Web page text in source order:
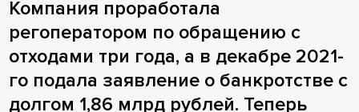
Компания проработала
регоператором по обращению с
отходами три года, а в декабре 2021-
го подала заявление о банкротстве с
долгом 1,86 млрд рублей. Теперь